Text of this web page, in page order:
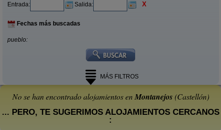
Entrada: Salida: X
Fechas más buscadas
pueblo:
MÁS FILTROS
No se han encontrado alojamientos enMontanejos(Castellón)
... PERO, TE SUGERIMOS ALOJAMIENTOS CERCANOS
: